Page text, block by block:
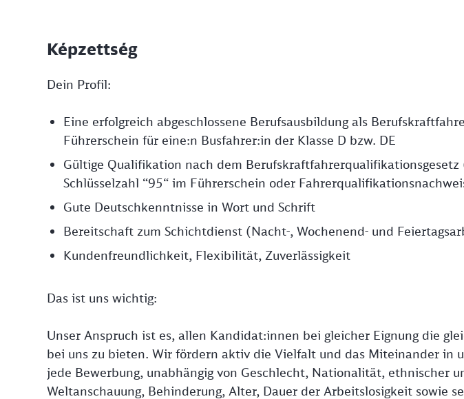
Képzettség
Dein Profil:
Eine erfolgreich abgeschlossene Berufsausbildung als
Führerschein für eine:n Busfahrer:in der Klasse D bzw. DE
Gültige Qualifikation nach dem
Schlüsselzahl “95“ im Führerschein oder
Gute Deutschkenntnisse in Wort und Schrift
Bereitschaft zum Schichtdienst (Nacht-, Wochenend- und
Kundenfreundlichkeit, Flexibilität, Zuverlässigkeit
Das ist uns wichtig:
Unser Anspruch ist es, allen Kandidat:innen bei gleicher Eignung die
bei uns zu bieten. Wir fördern aktiv die Vielfalt und das Miteinander in
jede Bewerbung, unabhängig von Geschlecht, Nationalität, ethnischer
Weltanschauung, Behinderung, Alter, Dauer der Arbeitslosigkeit sowie